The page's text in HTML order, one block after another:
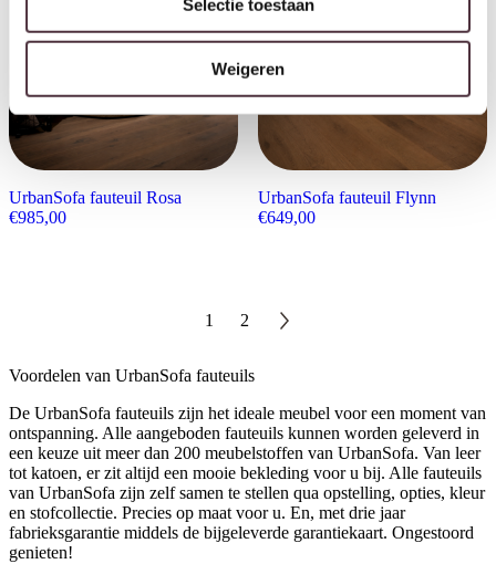
Selectie toestaan
Weigeren
UrbanSofa fauteuil Rosa
€985,00
UrbanSofa fauteuil Flynn
€649,00
1 2
Voordelen van UrbanSofa fauteuils
De UrbanSofa fauteuils zijn het ideale meubel voor een moment van
ontspanning. Alle aangeboden fauteuils kunnen worden geleverd in
een keuze uit meer dan 200 meubelstoffen van UrbanSofa. Van leer
tot katoen, er zit altijd een mooie bekleding voor u bij. Alle fauteuils
van UrbanSofa zijn zelf samen te stellen qua opstelling, opties, kleur
en stofcollectie. Precies op maat voor u. En, met drie jaar
fabrieksgarantie middels de bijgeleverde garantiekaart. Ongestoord
genieten!